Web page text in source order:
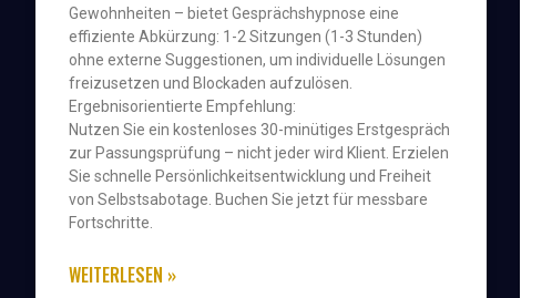
Gewohnheiten – bietet Gesprächshypnose eine
effiziente Abkürzung: 1-2 Sitzungen (1-3 Stunden)
ohne externe Suggestionen, um individuelle Lösungen
freizusetzen und Blockaden aufzulösen.
Ergebnisorientierte Empfehlung:
Nutzen Sie ein kostenloses 30-minütiges Erstgespräch
zur Passungsprüfung – nicht jeder wird Klient. Erzielen
Sie schnelle Persönlichkeitsentwicklung und Freiheit
von Selbstsabotage. Buchen Sie jetzt für messbare
Fortschritte.
WEITERLESEN »